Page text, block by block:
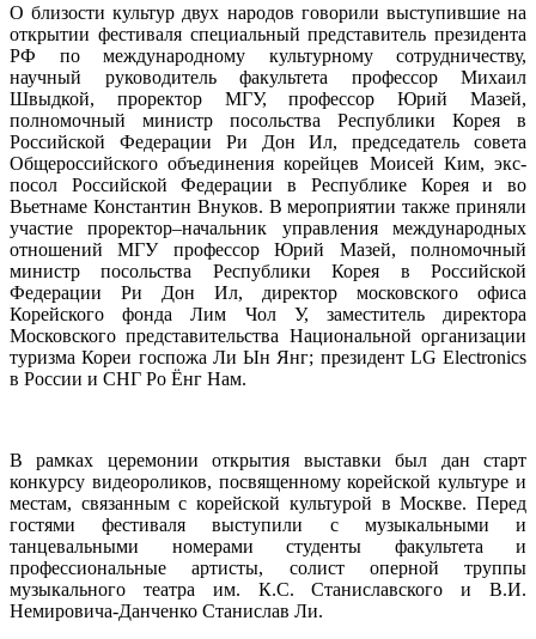
О близости культур двух народов говорили выступившие на
открытии фестиваля специальный представитель президента
РФ по международному культурному сотрудничеству,
научный руководитель факультета профессор Михаил
Швыдкой, проректор МГУ, профессор Юрий Мазей,
полномочный министр посольства Республики Корея в
Российской Федерации Ри Дон Ил, председатель совета
Общероссийского объединения корейцев Моисей Ким, экс-
посол Российской Федерации в Республике Корея и во
Вьетнаме Константин Внуков. В мероприятии также приняли
участие проректор–начальник управления международных
отношений МГУ профессор Юрий Мазей, полномочный
министр посольства Республики Корея в Российской
Федерации Ри Дон Ил, директор московского офиса
Корейского фонда Лим Чол У, заместитель директора
Московского представительства Национальной организации
туризма Кореи госпожа Ли Ын Янг; президент LG Electronics
в России и СНГ Ро Ëнг Нам.
В рамках церемонии открытия выставки был дан старт
конкурсу видеороликов, посвященному корейской культуре и
местам, связанным с корейской культурой в Москве. Перед
гостями фестиваля выступили с музыкальными и
танцевальными номерами студенты факультета и
профессиональные артисты, солист оперной труппы
музыкального театра им. К.С. Станиславского и В.И.
Немировича-Данченко Станислав Ли.